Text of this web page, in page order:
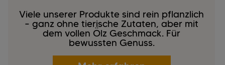
Viele unserer Produkte sind rein pflanzlich
– ganz ohne tierische Zutaten, aber mit
dem vollen Ölz Geschmack. Für
bewussten Genuss.